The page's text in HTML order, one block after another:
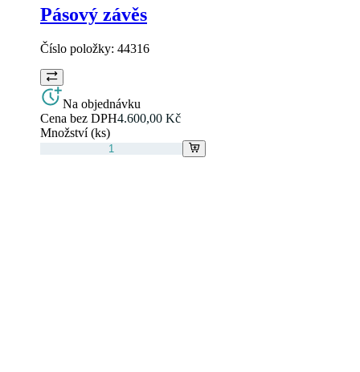
Pásový závěs
Číslo položky: 44316
Na objednávku
Cena bez DPH4.600,00 Kč
Množství (ks)